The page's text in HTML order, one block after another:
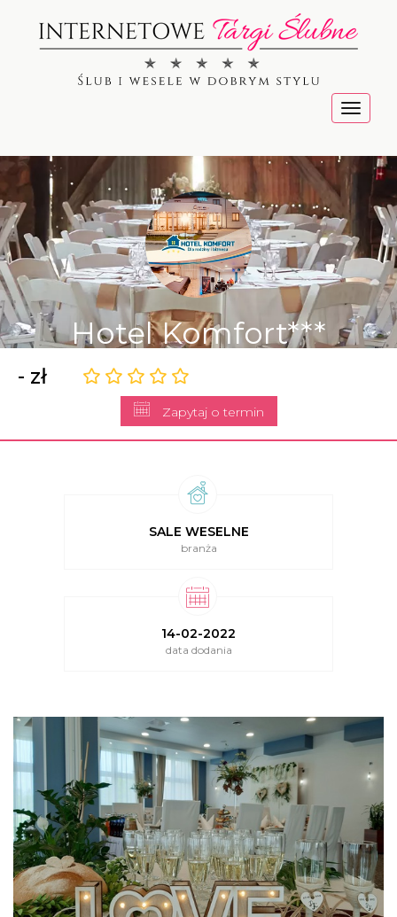
Menu
Hotel Komfort***
- zł
Zapytaj o termin
SALE WESELNE
branża
14-02-2022
data dodania